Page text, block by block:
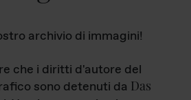
archivio di immagini!
che i diritti d'autore del
sono detenuti da Das